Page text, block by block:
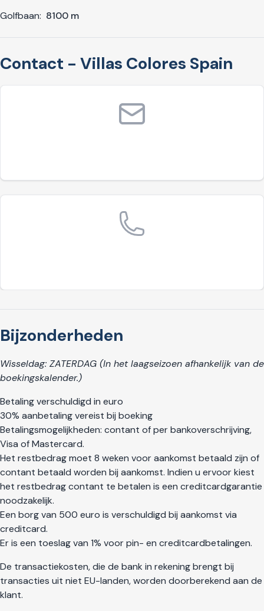
Golfbaan: 8100 m
Contact - Villas Colores Spain
Bijzonderheden
Wisseldag: ZATERDAG (In het laagseizoen afhankelijk van de
boekingskalender.)
Betaling verschuldigd in euro
30% aanbetaling vereist bij boeking
Betalingsmogelijkheden: contant of per bankoverschrijving,
Visa of Mastercard.
Het restbedrag moet 8 weken voor aankomst betaald zijn of
contant betaald worden bij aankomst. Indien u ervoor kiest
het restbedrag contant te betalen is een creditcardgarantie
noodzakelijk.
Een borg van 500 euro is verschuldigd bij aankomst via
creditcard.
Er is een toeslag van 1% voor pin- en creditcardbetalingen.
De transactiekosten, die de bank in rekening brengt bij
transacties uit niet EU-landen, worden doorberekend aan de
klant.